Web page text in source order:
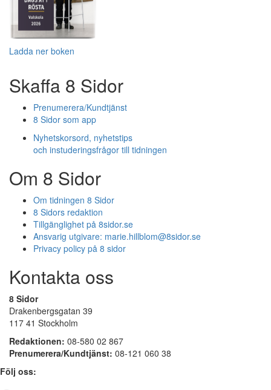
Ladda ner boken
Skaffa 8 Sidor
Prenumerera/Kundtjänst
8 Sidor som app
Nyhetskorsord, nyhetstips
och instuderingsfrågor till tidningen
Om 8 Sidor
Om tidningen 8 Sidor
8 Sidors redaktion
Tillgänglighet på 8sidor.se
Ansvarig utgivare: marie.hillblom@8sidor.se
Privacy policy på 8 sidor
Kontakta oss
8 Sidor
Drakenbergsgatan 39
117 41 Stockholm
Redaktionen: 08-580 02 867
Prenumerera/Kundtjänst: 08-121 060 38
Följ oss: